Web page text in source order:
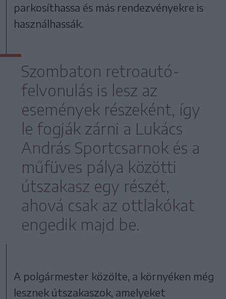
parkosíthassa és más rendezvényekre is
használhassák.
Szombaton retroautó-
felvonulás is lesz az
események részeként, így
le fogják zárni a Lukács
András Sportcsarnok és a
műfüves pálya közötti
útszakasz egy részét,
ahová csak az ottlakókat
engedik majd be.
A polgármester közölte, a környéken még
lesznek útszakaszok, amelyeket